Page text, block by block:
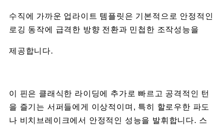
수직에 가까운 업라이트 템플릿은 기본적으로 안정적인
로깅 동작에 급격한 방향 전환과 민첩한 조작성능을
제공합니다.
이 핀은 클래식한 라이딩에 추가로 빠르고 공격적인 턴
을 즐기는 서퍼들에게 이상적이며, 특히 할로우한 파도
나 비치브레이크에서 안정적인 성능을 발휘합니다. 스